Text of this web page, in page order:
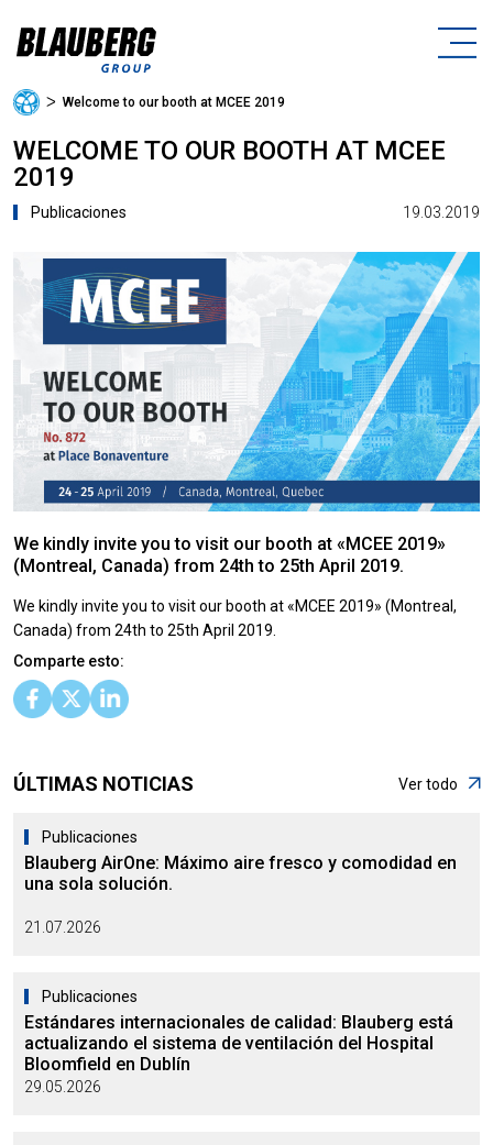
ᐳ Welcome to our booth at MCEE 2019
WELCOME TO OUR BOOTH AT MCEE
2019
Publicaciones 19.03.2019
We kindly invite you to visit our booth at «MCEE 2019»
(Montreal, Canada) from 24th to 25th April 2019.
We kindly invite you to visit our booth at «MCEE 2019» (Montreal,
Canada) from 24th to 25th April 2019.
Comparte esto:
ÚLTIMAS NOTICIAS Ver todo
Publicaciones
Blauberg AirOne: Máximo aire fresco y comodidad en
una sola solución.
21.07.2026
Publicaciones
Estándares internacionales de calidad: Blauberg está
actualizando el sistema de ventilación del Hospital
Bloomfield en Dublín
29.05.2026